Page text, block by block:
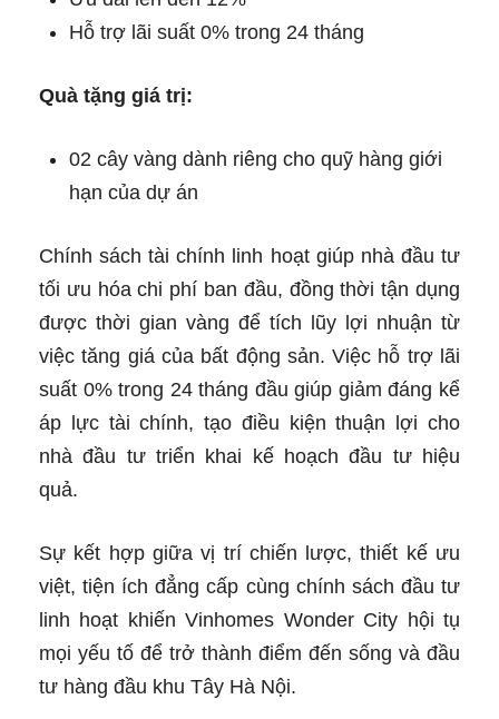
Hỗ trợ lãi suất 0% trong 24 tháng
Quà tặng giá trị:
02 cây vàng dành riêng cho quỹ hàng giới
hạn của dự án
Chính sách tài chính linh hoạt giúp nhà đầu tư
tối ưu hóa chi phí ban đầu, đồng thời tận dụng
được thời gian vàng để tích lũy lợi nhuận từ
việc tăng giá của bất động sản. Việc hỗ trợ lãi
suất 0% trong 24 tháng đầu giúp giảm đáng kể
áp lực tài chính, tạo điều kiện thuận lợi cho
nhà đầu tư triển khai kế hoạch đầu tư hiệu
quả.
Sự kết hợp giữa vị trí chiến lược, thiết kế ưu
việt, tiện ích đẳng cấp cùng chính sách đầu tư
linh hoạt khiến Vinhomes Wonder City hội tụ
mọi yếu tố để trở thành điểm đến sống và đầu
tư hàng đầu khu Tây Hà Nội.